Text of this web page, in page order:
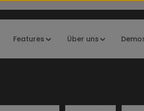
Features Über uns
dolore magna aliquyam erat, sed diam
rebum. Stet clita kasd gubergren, no sea